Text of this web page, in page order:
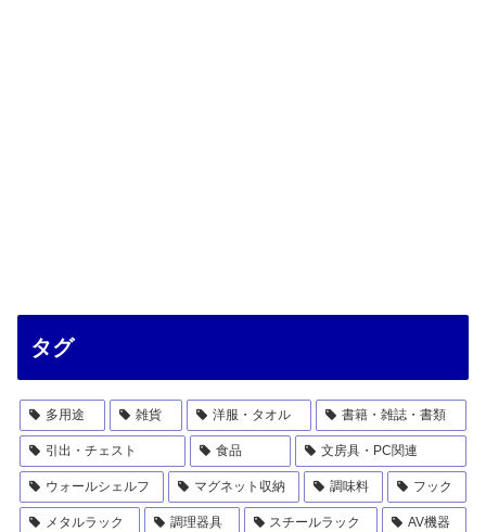
タグ
多用途 雑貨 洋服・タオル 書籍・雑誌・書類
引出・チェスト 食品 文房具・PC関連
ウォールシェルフ マグネット収納 調味料 フック
メタルラック 調理器具 スチールラック AV機器